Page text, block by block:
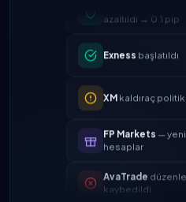
Exnessbaşlatıldı
FP Markets — yeni
AvaTrade
Tickmillpara